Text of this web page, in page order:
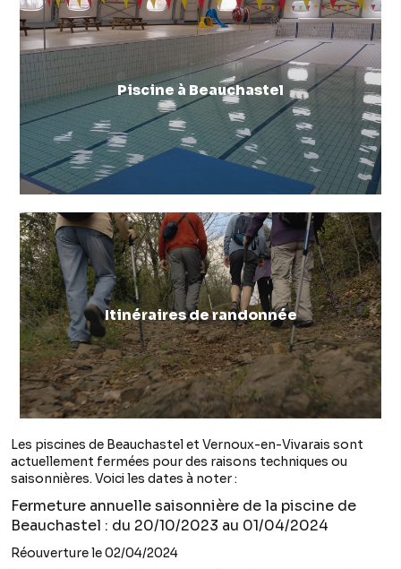
Piscine à Beauchastel
Itinéraires de randonnée
Les piscines de Beauchastel et Vernoux-en-Vivarais sont
actuellement fermées pour des raisons techniques ou
saisonnières. Voici les dates à noter :
Fermeture annuelle saisonnière de la piscine de
Beauchastel : du 20/10/2023 au 01/04/2024
Réouverture le 02/04/2024